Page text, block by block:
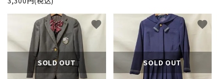
SOLD OUT
favorite
SOLD OUT
favorite